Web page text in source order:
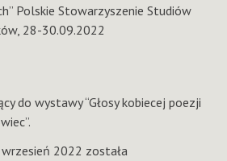
Polskie Stowarzyszenie Studiów
28-30.09.2022
do wystawy “Głosy kobiecej poezji
2022 została